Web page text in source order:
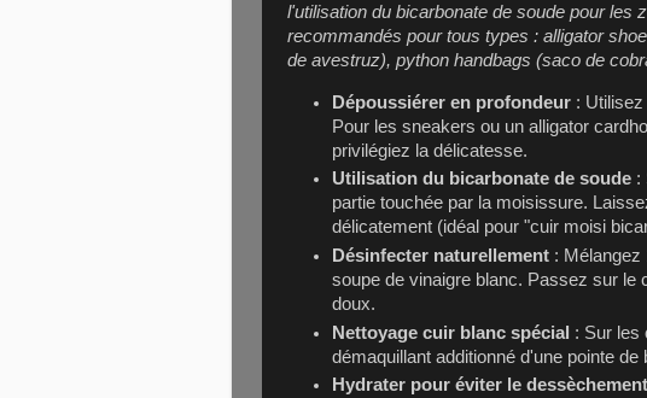
l'utilisation du bicarbonate de soude pour les
recommandés pour tous types : alligator
de avestruz), python handbags (saco de
Dépoussiérer en profondeur :
Pour les sneakers ou un alligator
privilégiez la délicatesse.
Utilisation du bicarbonate de soude :
partie touchée par la moisissure.
délicatement (idéal pour "cuir moisi
Désinfecter naturellement : Mélangez
soupe de vinaigre blanc. Passez sur le
doux.
Nettoyage cuir blanc spécial : Sur les
démaquillant additionné d'une pointe
Hydrater pour éviter le dessèchement